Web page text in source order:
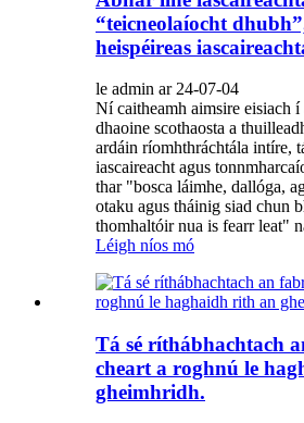
“teicneolaíocht
heispéireas
le admin ar 24-07-04
Ní caitheamh aimsire eisiach í
dhaoine scothaosta a
ardáin ríomhthráchtála intíre,
iascaireacht agus
thar "bosca láimhe, dallóga,
otaku agus tháinig siad chun
thomhaltóir nua is fearr leat"
Léigh níos mó
Tá sé ríthábhachtach
cheart a roghnú le
gheimhridh.